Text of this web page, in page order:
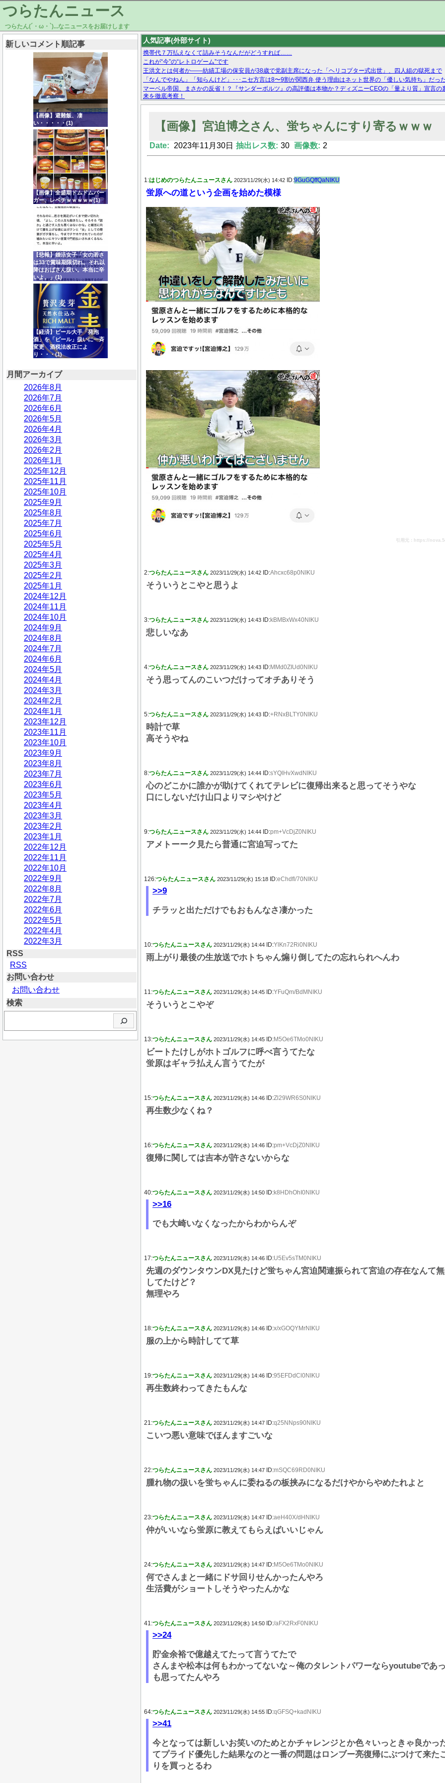
つらたんニュース
つらたん(´・ω・`)...なニュースをお届けします
新しいコメント順記事
【画像】避難飯、凄
い・・・・・(1)
【画像】全盛期ドムドムバー
ガー、レベチｗｗｗｗｗ(1)
【悲報】婚活女子「女の若さ
は33で賞味期限切れ。それ以
降はおばさん扱い。本当に辛
いよ。」(1)
【経済】ビール大手「発泡
酒」を「ビール」扱いに一斉
変更 酒税法改正によ
り・・・(1)
月間アーカイブ
2026年8月
2026年7月
2026年6月
2026年5月
2026年4月
2026年3月
2026年2月
2026年1月
2025年12月
2025年11月
2025年10月
2025年9月
2025年8月
2025年7月
2025年6月
2025年5月
2025年4月
2025年3月
2025年2月
2025年1月
2024年12月
2024年11月
2024年10月
2024年9月
2024年8月
2024年7月
2024年6月
2024年5月
2024年4月
2024年3月
2024年2月
2024年1月
2023年12月
2023年11月
2023年10月
2023年9月
2023年8月
2023年7月
2023年6月
2023年5月
2023年4月
2023年3月
2023年2月
2023年1月
2022年12月
2022年11月
2022年10月
2022年9月
2022年8月
2022年7月
2022年6月
2022年5月
2022年4月
2022年3月
RSS
RSS
お問い合わせ
お問い合わせ
検索
人気記事(外部サイト)
携帯代７万払えなくて詰みそうなんだがどうすれば……
これが“今”の“レトロゲーム”です
王洪文とは何者か——紡績工場の保安員が38歳で党副主席になった「ヘリコプター式出世」、四人組の獄死まで
「なんでやねん」「知らんけど」･･･ニセ方言は8〜9割が関西弁 使う理由はネット世界の「優しい気持ち」だっ
マーベル帝国、まさかの反省！？『サンダーボルツ』の高評価は本物か？ディズニーCEOの「量より質」宣言
来を徹底考察！
【モー娘。石田亜佑美】ファーストテイク出演も新規獲得ならず？北川莉央が1位に
【画像】宮迫博之さん、蛍ちゃんにすり寄るｗｗｗ
Date: 2023年11月30日 抽出レス数: 30 画像数: 2
1:はじめのつらたんニュースさん 2023/11/29(水) 14:42 ID:9GuGQffQaNIKU
蛍原への道という企画を始めた模様
引用元：https://
2:つらたんニュースさん 2023/11/29(水) 14:42 ID:Ahcxc68p0NIKU
そういうとこやと思うよ
3:つらたんニュースさん 2023/11/29(水) 14:43 ID:kBMBxWx40NIKU
悲しいなあ
4:つらたんニュースさん 2023/11/29(水) 14:43 ID:MMd0ZIUd0NIKU
そう思ってんのこいつだけってオチありそう
5:つらたんニュースさん 2023/11/29(水) 14:43 ID:+RNxBLTY0NIKU
時計で草
高そうやね
8:つらたんニュースさん 2023/11/29(水) 14:44 ID:sYQlHvXwdNIKU
心のどこかに誰かが助けてくれてテレビに復帰出来ると思ってそうやな
口にしないだけ山口よりマシやけど
9:つらたんニュースさん 2023/11/29(水) 14:44 ID:pm+VcDjZ0NIKU
アメトーーク見たら普通に宮迫写ってた
126:つらたんニュースさん 2023/11/29(水) 15:18 ID:eChdfl/70NIKU
>>9
チラッと出ただけでもおもんなさ凄かった
10:つらたんニュースさん 2023/11/29(水) 14:44 ID:YlKn72Ri0NIKU
雨上がり最後の生放送でホトちゃん煽り倒してたの忘れられへんわ
11:つらたんニュースさん 2023/11/29(水) 14:45 ID:YFuQm/BdMNIKU
そういうとこやぞ
13:つらたんニュースさん 2023/11/29(水) 14:45 ID:M5Oe6TMo0NIKU
ビートたけしがホトゴルフに呼べ言うてたな
蛍原はギャラ払えん言うてたが
15:つらたんニュースさん 2023/11/29(水) 14:46 ID:Zl29WR6S0NIKU
再生数少なくね？
16:つらたんニュースさん 2023/11/29(水) 14:46 ID:pm+VcDjZ0NIKU
復帰に関しては吉本が許さないからな
40:つらたんニュースさん 2023/11/29(水) 14:50 ID:k8HDhOhI0NIKU
>>16
でも大崎いなくなったからわからんぞ
17:つらたんニュースさん 2023/11/29(水) 14:46 ID:U5Ev5sTM0NIKU
先週のダウンタウンDX見たけど蛍ちゃん宮迫関連振られて宮迫の存在なんて
してたけど？
無理やろ
18:つらたんニュースさん 2023/11/29(水) 14:46 ID:x/xGOQYMrNIKU
服の上から時計してて草
19:つらたんニュースさん 2023/11/29(水) 14:46 ID:95EFDdCl0NIKU
再生数終わってきたもんな
21:つらたんニュースさん 2023/11/29(水) 14:47 ID:q25NNps90NIKU
こいつ悪い意味でほんますごいな
22:つらたんニュースさん 2023/11/29(水) 14:47 ID:mSQC69RD0NIKU
腫れ物の扱いを蛍ちゃんに委ねるの板挟みになるだけやからやめたれよと
23:つらたんニュースさん 2023/11/29(水) 14:47 ID:aeH40X/dHNIKU
仲がいいなら蛍原に教えてもらえばいいじゃん
24:つらたんニュースさん 2023/11/29(水) 14:47 ID:M5Oe6TMo0NIKU
何でさんまと一緒にドサ回りせんかったんやろ
生活費がショートしそうやったんかな
41:つらたんニュースさん 2023/11/29(水) 14:50 ID:/aFX2RxF0NIKU
>>24
貯金余裕で億越えてたって言うてたで
さんまや松本は何もわかってないな～俺のタレントパワーならyoutubeであ
も思ってたんやろ
64:つらたんニュースさん 2023/11/29(水) 14:55 ID:qGFSQ+kadNIKU
>>41
今となっては新しいお笑いのためとかチャレンジとか色々いっときゃ良かっ
てプライド優先した結果なのと一番の問題はロンブー亮復帰にぶつけて来た
りを買っとるわ